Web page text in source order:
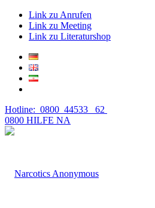
Link zu Anrufen
Link zu Meeting
Link zu Literaturshop
Hotline: 0800 44533 62
0800 HILFE NA